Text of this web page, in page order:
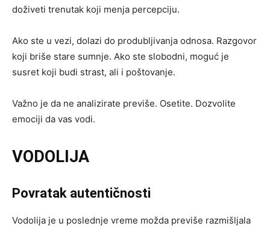
doživeti trenutak koji menja percepciju.
Ako ste u vezi, dolazi do produbljivanja odnosa. Razgovor
koji briše stare sumnje. Ako ste slobodni, moguć je
susret koji budi strast, ali i poštovanje.
Važno je da ne analizirate previše. Osetite. Dozvolite
emociji da vas vodi.
VODOLIJA
Povratak autentičnosti
Vodolija je u poslednje vreme možda previše razmišljala